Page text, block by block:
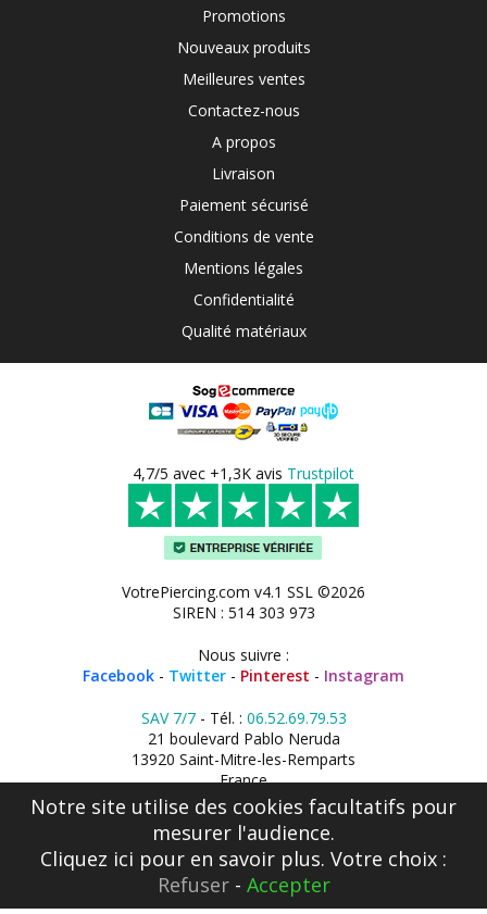
Promotions
Nouveaux produits
Meilleures ventes
Contactez-nous
A propos
Livraison
Paiement sécurisé
Conditions de vente
Mentions légales
Confidentialité
Qualité matériaux
4,7/5 avec +1,3K avis Trustpilot
VotrePiercing.com v4.1 SSL ©2026
SIREN : 514 303 973
Nous suivre :
Facebook - Twitter - Pinterest - Instagram
SAV 7/7- Tél. : 06.52.69.79.53
21 boulevard Pablo Neruda
13920 Saint-Mitre-les-Remparts
France
Notre site utilise des cookies facultatifs pour
mesurer l'audience.
Cliquez ici pour en savoir plus. Votre choix :
Refuser- Accepter